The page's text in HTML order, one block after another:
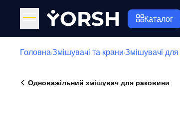
YORSH Каталог
Головна/Змішувачі та крани/Змішувачі
Одноважільний змішувач для раковини